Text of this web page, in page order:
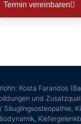
Termin vereinbaren
Kosta Farandos
und
Säuglingsosteopathie,